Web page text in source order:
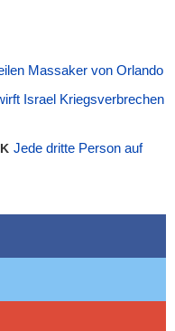
Massaker von Orlando
Israel Kriegsverbrechen
Jede dritte Person auf